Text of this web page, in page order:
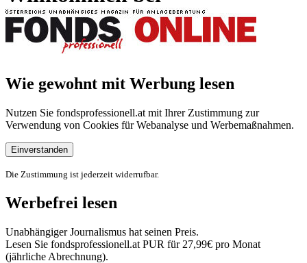
Wie gewohnt mit Werbung lesen
Nutzen Sie fondsprofessionell.at mit Ihrer Zustimmung zur
Verwendung von Cookies für Webanalyse und Werbemaßnahmen.
Einverstanden
Die Zustimmung ist jederzeit widerrufbar.
Werbefrei lesen
Unabhängiger Journalismus hat seinen Preis.
Lesen Sie fondsprofessionell.at PUR für 27,99€ pro Monat
(jährliche Abrechnung).